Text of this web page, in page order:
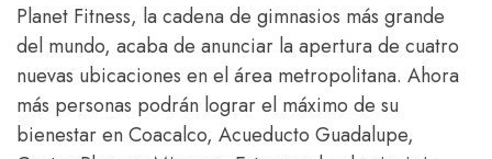
Planet Fitness, la cadena de gimnasios más grande
del mundo, acaba de anunciar la apertura de cuatro
nuevas ubicaciones en el área metropolitana. Ahora
más personas podrán lograr el máximo de su
bienestar en Coacalco, Acueducto Guadalupe,